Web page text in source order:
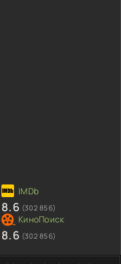
8.6 (302 856)
8.6 (302 856)